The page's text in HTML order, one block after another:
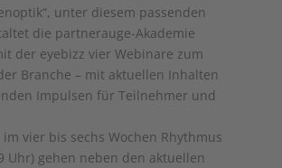
unter diesem passenden
die partnerauge-Akademie
der eyebizz vier Webinare zum
Branche – mit aktuellen Inhalten
Impulsen für Teilnehmer und
vier bis sechs Wochen Rhythmus
Uhr) gehen neben den aktuellen